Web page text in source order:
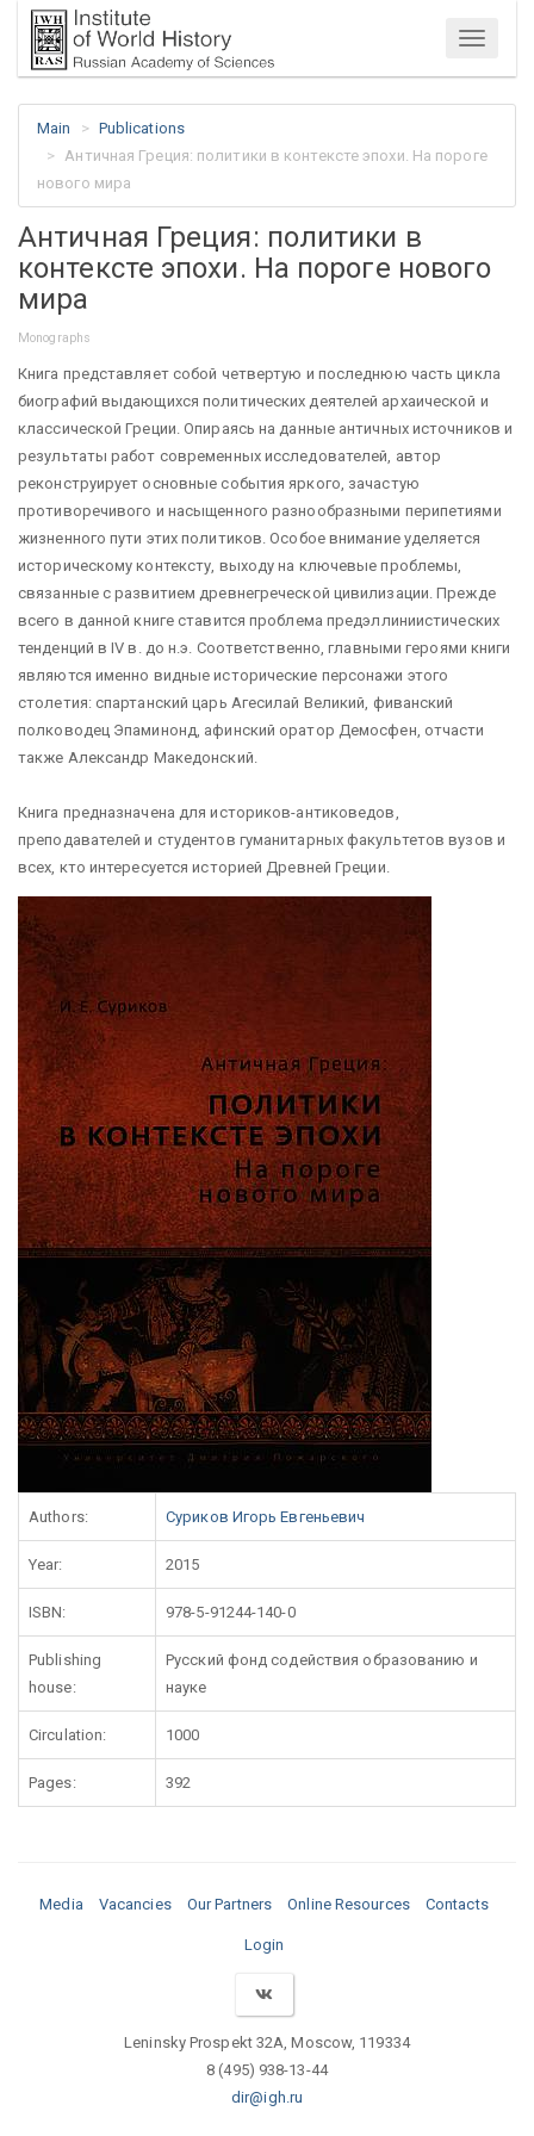
Menu
Main
Publications
Античная Греция: политики в контексте эпохи. На пороге
нового мира
Античная Греция: политики в
контексте эпохи. На пороге нового
мира
Monographs
Книга представляет собой четвертую и последнюю часть цикла
биографий выдающихся политических деятелей архаической и
классической Греции. Опираясь на данные античных источников и
результаты работ современных исследователей, автор
реконструирует основные события яркого, зачастую
противоречивого и насыщенного разнообразными перипетиями
жизненного пути этих политиков. Особое внимание уделяется
историческому контексту, выходу на ключевые проблемы,
связанные с развитием древнегреческой цивилизации. Прежде
всего в данной книге ставится проблема предэллиниистических
тенденций в IV в. до н.э. Соответственно, главными героями книги
являются именно видные исторические персонажи этого
столетия: спартанский царь Агесилай Великий, фиванский
полководец Эпаминонд, афинский оратор Демосфен, отчасти
также Александр Македонский.
Книга предназначена для историков-антиковедов,
преподавателей и студентов гуманитарных факультетов вузов и
всех, кто интересуется историей Древней Греции.
Authors: Суриков Игорь Евгеньевич
Year: 2015
ISBN: 978-5-91244-140-0
Publishing
house:
Русский фонд содействия образованию и
науке
Circulation: 1000
Pages: 392
Media Vacancies Our Partners Online Resources Contacts
Login
Leninsky Prospekt 32A, Moscow, 119334
8 (495) 938-13-44
dir@igh.ru